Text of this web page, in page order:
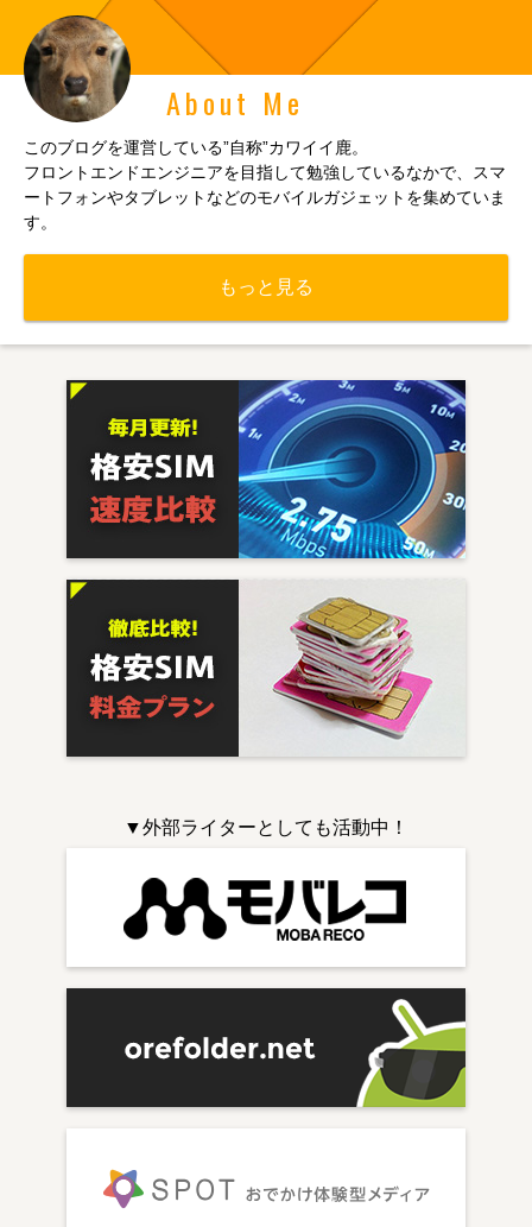
About Me
このブログを運営している”自称”カワイイ鹿。
フロントエンドエンジニアを目指して勉強しているなかで、スマ
ートフォンやタブレットなどのモバイルガジェットを集めていま
す。
もっと見る
▼外部ライターとしても活動中！